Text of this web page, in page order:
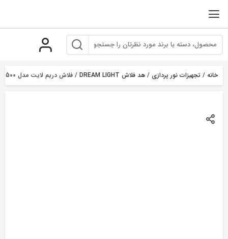
خانه / تجهیزات نور پردازی / هد فلاش DREAM LIGHT / فلاش دریم لایت مدل LCD-500